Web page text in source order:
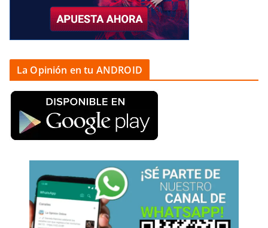
La Opinión en tu ANDROID